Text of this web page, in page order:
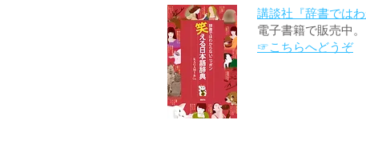
講談社『辞書では
電子書籍で販売中。
☞こちらへどうぞ